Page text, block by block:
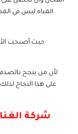
المياه ليس في
حيث أصبحت
لأن من ينجح
على هذا النجاح